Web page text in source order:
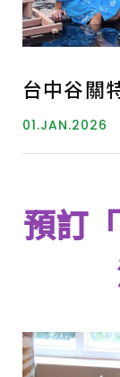
台中谷關
01.JAN.2026
預訂